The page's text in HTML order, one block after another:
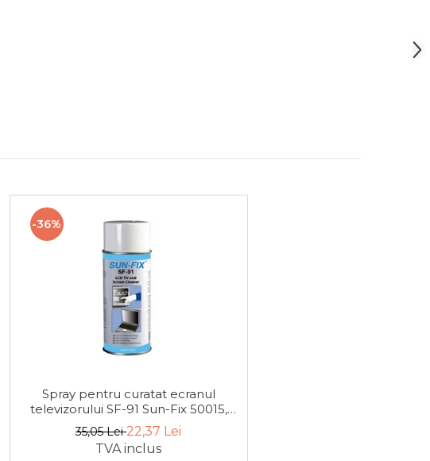
-36%
Spray pentru curatat ecranul
televizorului SF-91 Sun-Fix 50015,
200 ml
35,05 Lei22,37 Lei
TVA inclus